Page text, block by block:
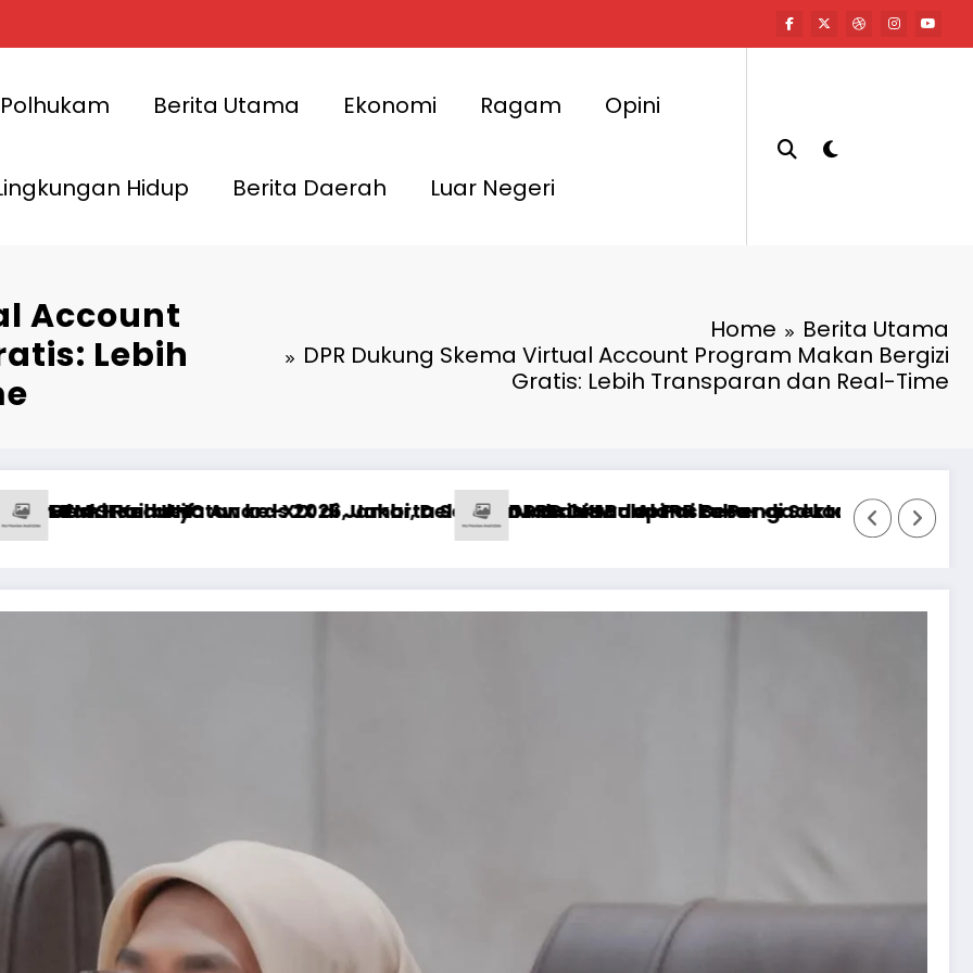
Polhukam Berita Utama Ekonomi Ragam Opini
Hidup Berita Daerah Luar Negeri
Account
Lebih
Home
Berita Utama
DPR Dukung Skema Virtual Account Program Makan Bergizi
Gratis: Lebih Transparan dan Real-Time
Delegasi Mahasiswa Alami Luka
Selatan Masih Hadapi PR Besar di Sektor Kesehatan
DPRD DKI Buka Posko Pengaduan Tanah Percepat Penyelesaian Sengketa Warga
Harga Pertamax Turun per 1